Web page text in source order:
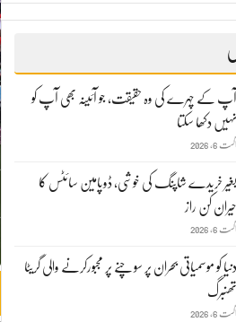
آپ کے چہرے کی وہ حقیقت، جو آئینہ بھی آپ کو
نہیں دکھا سکتا
اگست 6, 2026
بغیر خریدے شاپنگ کی خوشی، ڈوپامین سائٹس کا
حیران کن راز
اگست 6, 2026
دنیا کو موسمیاتی بحران پر سوچنے پر مجبورکرنے والی گریٹا
تھنبرگ
اگست 6, 2026